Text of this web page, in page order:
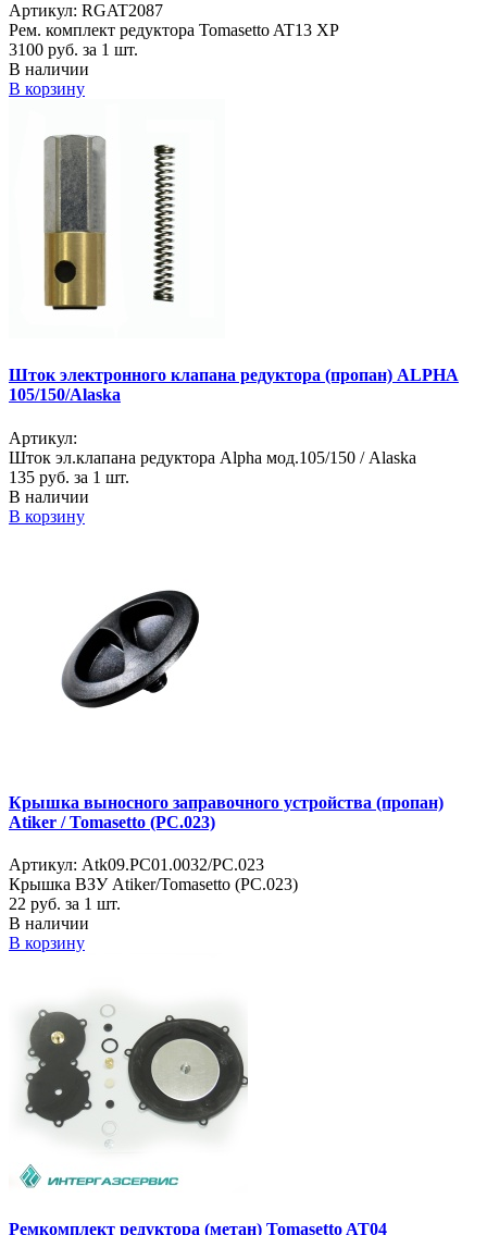
Артикул: RGAT2087
Рем. комплект редуктора Tomasetto AT13 XP
3100 руб. за 1 шт.
В наличии
В корзину
Шток электронного клапана редуктора (пропан) ALPHA
105/150/Alaska
Артикул:
Шток эл.клапана редуктора Alpha мод.105/150 / Alaska
135 руб. за 1 шт.
В наличии
В корзину
Крышка выносного заправочного устройства (пропан)
Atiker / Tomasetto (PC.023)
Артикул: Atk09.PC01.0032/PC.023
Крышка ВЗУ Atiker/Tomasetto (PC.023)
22 руб. за 1 шт.
В наличии
В корзину
Ремкомплект редуктора (метан) Tomasetto AT04